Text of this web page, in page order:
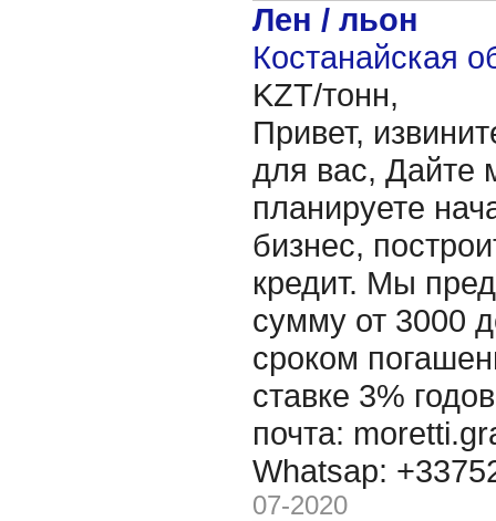
Лен / льон
Костанайская
KZT/тонн,
Привет,
для вас, Дайте
планируете
бизнес,
кредит. Мы
сумму от 3000
сроком
ставке 3%
почта:
Whatsap:
07-2020